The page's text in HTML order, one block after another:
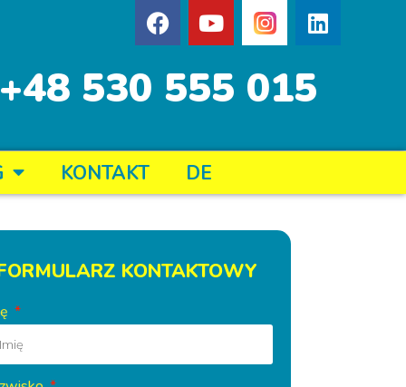
+48 530 555 015
KONTAKT DE
KONTAKTOWY